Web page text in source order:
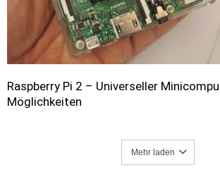
Raspberry Pi 2 – Universeller
Möglichkeiten
Mehr laden